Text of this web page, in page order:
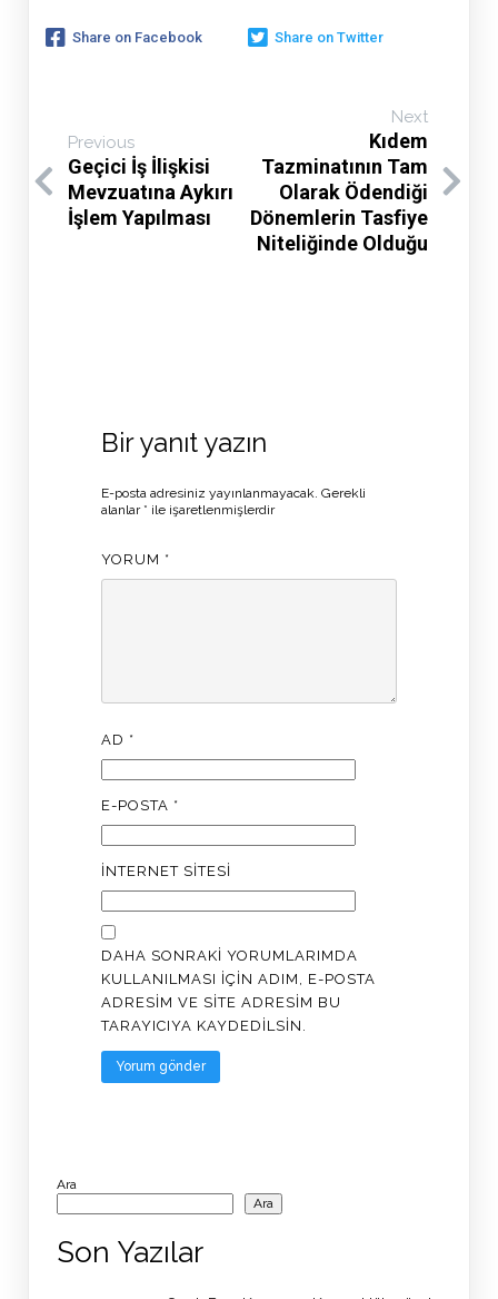
Share on Facebook Share on Twitter
Previous
Geçici İş İlişkisi
Mevzuatına Aykırı
İşlem Yapılması
Next
Kıdem
Tazminatının Tam
Olarak Ödendiği
Dönemlerin Tasfiye
Niteliğinde Olduğu
Bir yanıt yazın
E-posta adresiniz yayınlanmayacak. Gerekli
alanlar * ile işaretlenmişlerdir
YORUM *
AD *
E-POSTA *
İNTERNET SITESI
DAHA SONRAKI YORUMLARIMDA
KULLANILMASI IÇIN ADIM, E-POSTA
ADRESIM VE SITE ADRESIM BU
TARAYICIYA KAYDEDILSIN.
Ara
Ara
Son Yazılar